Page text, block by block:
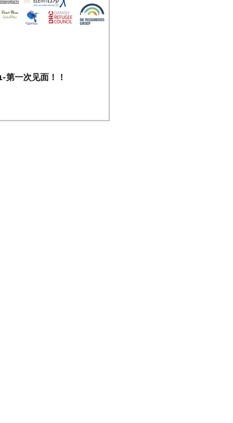
第一次见面！！